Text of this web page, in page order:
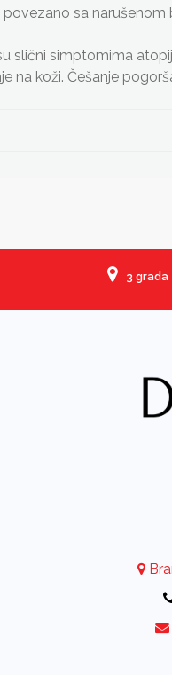
sa
slični simptomima
na koži. Češanje
3 grada